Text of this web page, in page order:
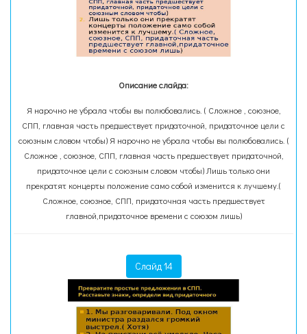
Описание слайда:
Я нарочно не убрала чтобы вы полюбовались. ( Сложное , союзное,
СПП, главная часть предшествует придаточной, придаточное цели с
союзным словом чтобы) Я нарочно не убрала чтобы вы полюбовались. (
Сложное , союзное, СПП, главная часть предшествует придаточной,
придаточное цели с союзным словом чтобы) Лишь только они
прекратят концерты положение само собой изменится к лучшему.(
Сложное, союзное, СПП, придаточная часть предшествует
главной,придаточное времени с союзом лишь)
Слайд 14